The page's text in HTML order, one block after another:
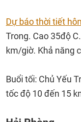
Dự báo thời tiết
Trong. Cao 35độ
km/giờ. Khả năng
Buổi tối: Chủ Yếu
tốc độ 10 đến 15